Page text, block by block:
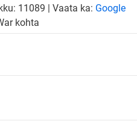
11089 | Vaata ka: Google
kohta